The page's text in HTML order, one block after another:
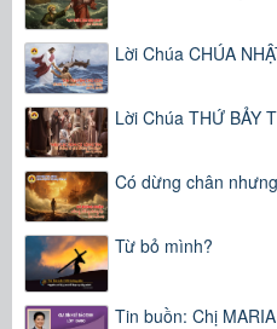
Lời Chúa CHÚA
Lời Chúa THỨ BẢY
Có dừng chân
Từ bỏ mình?
Tin buồn: Chị